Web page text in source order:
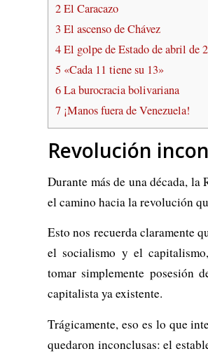
2El Caracazo
3 El ascenso de Chávez
4El golpe de Estado de abril de
5 «Cada 11 tiene su 13»
6La burocracia bolivariana
7 ¡Manos fuera de Venezuela!
Revolución
Durante más de una década,
el camino hacia la revolución
Esto nos recuerda claramente
el socialismo y el
tomar simplemente posesión
capitalista ya existente.
Trágicamente, eso es lo que
quedaron inconclusas: el